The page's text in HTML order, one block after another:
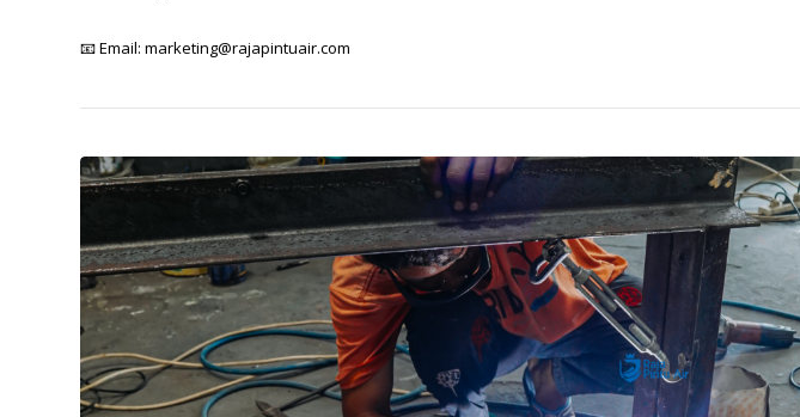
📧 Email:marketing@rajapintuair.com